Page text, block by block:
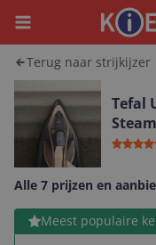
Menu
Terug naar strijkijzer
Tefal
Alle 7 prijzen en
Meest populaire
Bekijk product